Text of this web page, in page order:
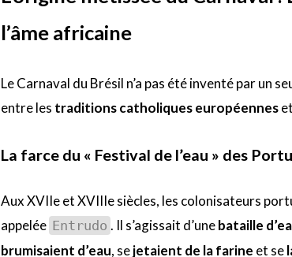
l’âme africaine
Le Carnaval du Brésil n’a pas été inventé par un
entre les traditions catholiques européennes
La farce du « Festival de l’eau » des
Aux XVIIe et XVIIIe siècles, les colonisateurs
appelée Entrudo . Il s’agissait d’unebataille
brumisaient d’eau, sejetaient de la farine et se